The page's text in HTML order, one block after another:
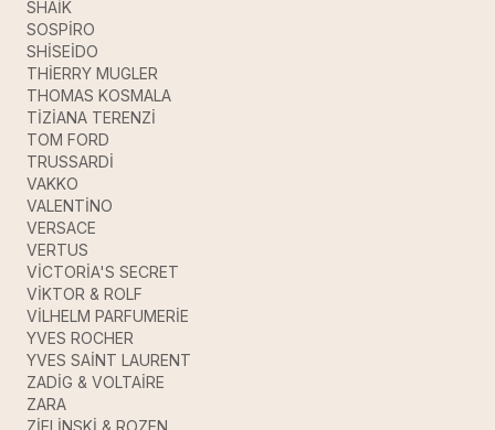
SHAİK
SOSPİRO
SHİSEİDO
THİERRY MUGLER
THOMAS KOSMALA
TİZİANA TERENZİ
TOM FORD
TRUSSARDİ
VAKKO
VALENTİNO
VERSACE
VERTUS
VİCTORİA'S SECRET
VİKTOR & ROLF
VİLHELM PARFUMERİE
YVES ROCHER
YVES SAİNT LAURENT
ZADİG & VOLTAİRE
ZARA
ZİELİNSKİ & ROZEN